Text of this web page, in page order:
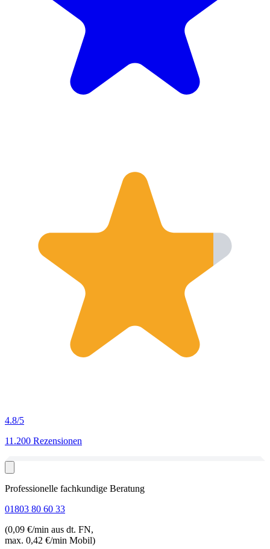
4.8/5
11.200 Rezensionen
Professionelle fachkundige Beratung
01803 80 60 33
(0,09 €/min aus dt. FN,
max. 0,42 €/min Mobil)